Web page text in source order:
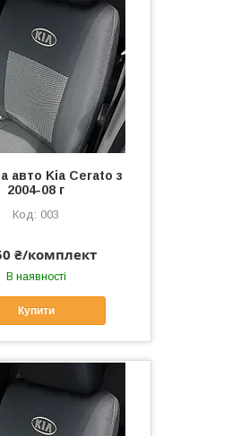
авто Kia Cerato з
2004-08 г
003
₴/комплект
В наявності
Купити